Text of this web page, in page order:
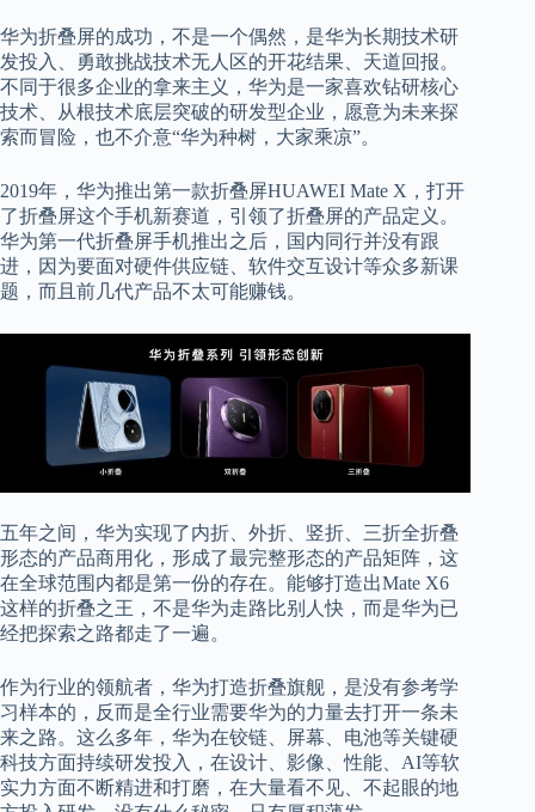
华为折叠屏的成功，不是一个偶然，是华为长期技术研
发投入、勇敢挑战技术无人区的开花结果、天道回报。
不同于很多企业的拿来主义，华为是一家喜欢钻研核心
技术、从根技术底层突破的研发型企业，愿意为未来探
索而冒险，也不介意“华为种树，大家乘凉”。
2019年，华为推出第一款折叠屏HUAWEI Mate X，打开
了折叠屏这个手机新赛道，引领了折叠屏的产品定义。
华为第一代折叠屏手机推出之后，国内同行并没有跟
进，因为要面对硬件供应链、软件交互设计等众多新课
题，而且前几代产品不太可能赚钱。
五年之间，华为实现了内折、外折、竖折、三折全折叠
形态的产品商用化，形成了最完整形态的产品矩阵，这
在全球范围内都是第一份的存在。能够打造出Mate X6
这样的折叠之王，不是华为走路比别人快，而是华为已
经把探索之路都走了一遍。
作为行业的领航者，华为打造折叠旗舰，是没有参考学
习样本的，反而是全行业需要华为的力量去打开一条未
来之路。这么多年，华为在铰链、屏幕、电池等关键硬
科技方面持续研发投入，在设计、影像、性能、AI等软
实力方面不断精进和打磨，在大量看不见、不起眼的地